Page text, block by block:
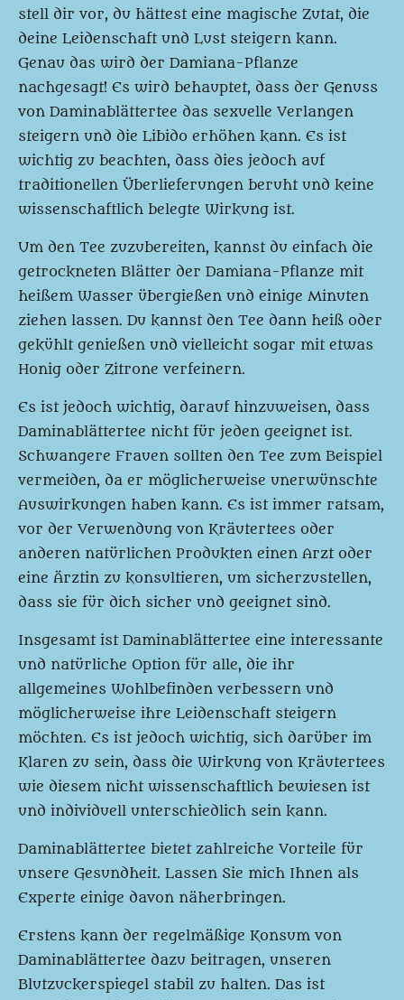
stell dir vor, du hättest eine magische Zutat, die
deine Leidenschaft und Lust steigern kann.
Genau das wird der Damiana-Pflanze
nachgesagt! Es wird behauptet, dass der Genuss
von Daminablättertee das sexuelle Verlangen
steigern und die Libido erhöhen kann. Es ist
wichtig zu beachten, dass dies jedoch auf
traditionellen Überlieferungen beruht und keine
wissenschaftlich belegte Wirkung ist.
Um den Tee zuzubereiten, kannst du einfach die
getrockneten Blätter der Damiana-Pflanze mit
heißem Wasser übergießen und einige Minuten
ziehen lassen. Du kannst den Tee dann heiß oder
gekühlt genießen und vielleicht sogar mit etwas
Honig oder Zitrone verfeinern.
Es ist jedoch wichtig, darauf hinzuweisen, dass
Daminablättertee nicht für jeden geeignet ist.
Schwangere Frauen sollten den Tee zum Beispiel
vermeiden, da er möglicherweise unerwünschte
Auswirkungen haben kann. Es ist immer ratsam,
vor der Verwendung von Kräutertees oder
anderen natürlichen Produkten einen Arzt oder
eine Ärztin zu konsultieren, um sicherzustellen,
dass sie für dich sicher und geeignet sind.
Insgesamt ist Daminablättertee eine interessante
und natürliche Option für alle, die ihr
allgemeines Wohlbefinden verbessern und
möglicherweise ihre Leidenschaft steigern
möchten. Es ist jedoch wichtig, sich darüber im
Klaren zu sein, dass die Wirkung von Kräutertees
wie diesem nicht wissenschaftlich bewiesen ist
und individuell unterschiedlich sein kann.
Daminablättertee bietet zahlreiche Vorteile für
unsere Gesundheit. Lassen Sie mich Ihnen als
Experte einige davon näherbringen.
Erstens kann der regelmäßige Konsum von
Daminablättertee dazu beitragen, unseren
Blutzuckerspiegel stabil zu halten. Das ist